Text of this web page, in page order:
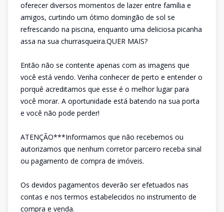
oferecer diversos momentos de lazer entre família e
amigos, curtindo um ótimo domingão de sol se
refrescando na piscina, enquanto uma deliciosa picanha
assa na sua churrasqueira.QUER MAIS?
Então não se contente apenas com as imagens que
você está vendo. Venha conhecer de perto e entender o
porquê acreditamos que esse é o melhor lugar para
você morar. A oportunidade está batendo na sua porta
e você não pode perder!
ATENÇÃO***Informamos que não recebemos ou
autorizamos que nenhum corretor parceiro receba sinal
ou pagamento de compra de imóveis.
Os devidos pagamentos deverão ser efetuados nas
contas e nos termos estabelecidos no instrumento de
compra e venda.